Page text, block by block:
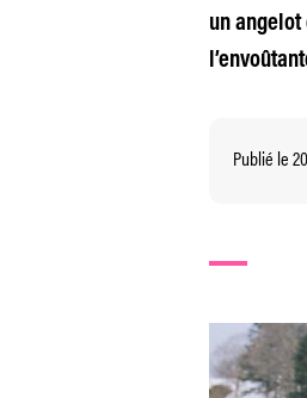
un angelot
Publié le